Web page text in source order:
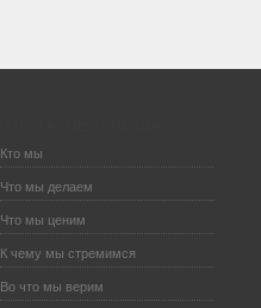
Кто мы
Что мы делаем
Что мы ценим
К чему мы стремимся
Во что мы верим